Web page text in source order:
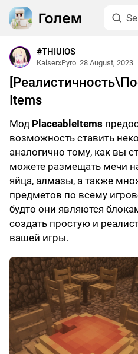
#THIUIOS
KaiserxPyro 28 August, 2023
Items
Мод PlaceableItems
возможность ставить
аналогично тому, как вы
можете размещать мечи
яйца, алмазы, а также
предметов по всему
будто они являются
создать простую и
вашей игры.